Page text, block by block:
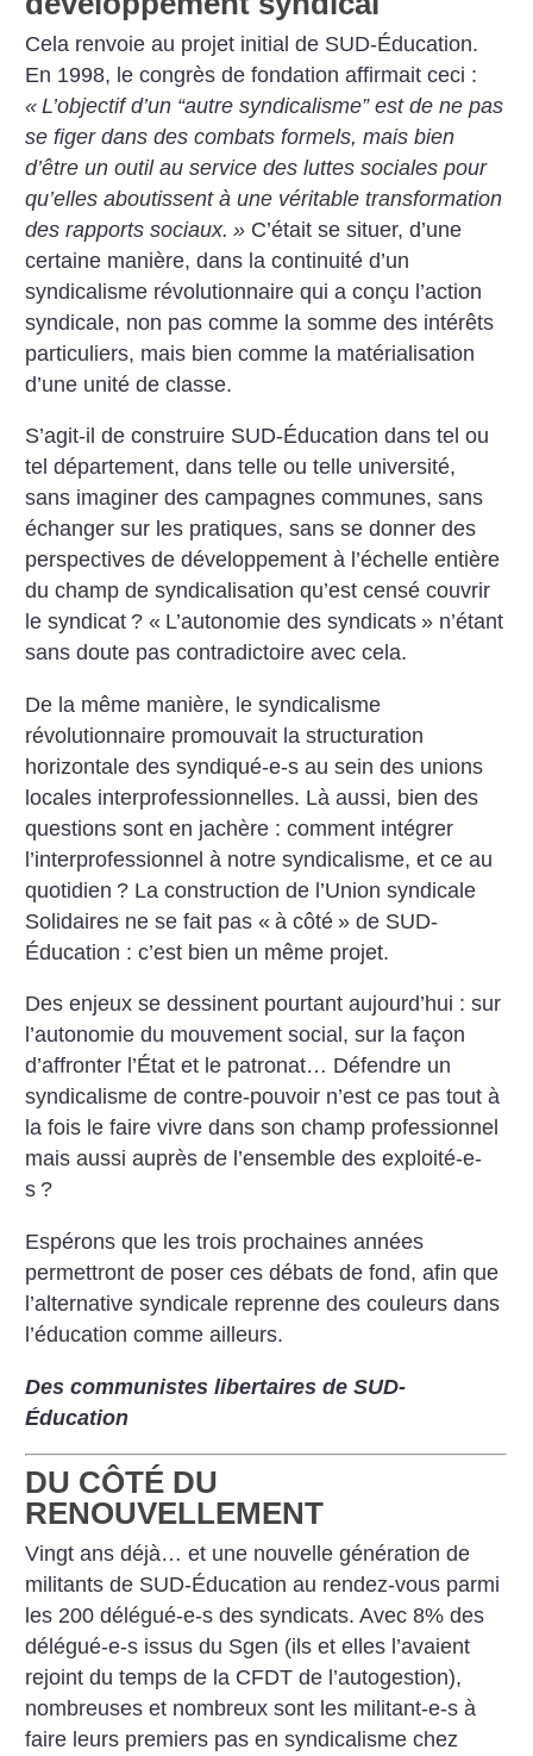
Cela renvoie au projet initial de SUD-Éducation.
En 1998, le congrès de fondation affirmait ceci :
« L’objectif d’un “autre syndicalisme” est de ne pas
se figer dans des combats formels, mais bien
d’être un outil au service des luttes sociales pour
qu’elles aboutissent à une véritable transformation
des rapports sociaux. » C’était se situer, d’une
certaine manière, dans la continuité d’un
syndicalisme révolutionnaire qui a conçu l’action
syndicale, non pas comme la somme des intérêts
particuliers, mais bien comme la matérialisation
d’une unité de classe.
S’agit-il de construire SUD-Éducation dans tel ou
tel département, dans telle ou telle université,
sans imaginer des campagnes communes, sans
échanger sur les pratiques, sans se donner des
perspectives de développement à l’échelle entière
du champ de syndicalisation qu’est censé couvrir
le syndicat ? « L’autonomie des syndicats » n’étant
sans doute pas contradictoire avec cela.
De la même manière, le syndicalisme
révolutionnaire promouvait la structuration
horizontale des syndiqué-e-s au sein des unions
locales interprofessionnelles. Là aussi, bien des
questions sont en jachère : comment intégrer
l’interprofessionnel à notre syndicalisme, et ce au
quotidien ? La construction de l’Union syndicale
Solidaires ne se fait pas « à côté » de SUD-
Éducation : c’est bien un même projet.
Des enjeux se dessinent pourtant aujourd’hui : sur
l’autonomie du mouvement social, sur la façon
d’affronter l’État et le patronat… Défendre un
syndicalisme de contre-pouvoir n’est ce pas tout à
la fois le faire vivre dans son champ professionnel
mais aussi auprès de l’ensemble des exploité-e-
s ?
Espérons que les trois prochaines années
permettront de poser ces débats de fond, afin que
l’alternative syndicale reprenne des couleurs dans
l’éducation comme ailleurs.
Des communistes libertairesde SUD-
Éducation
DU CÔTÉ DU
RENOUVELLEMENT
Vingt ans déjà… et une nouvelle générationde
militants de SUD-Éducation au rendez-vous parmi
les 200 délégué-e-s des syndicats. Avec 8%des
délégué-e-s issus du Sgen (ils et elles l’avaient
rejoint du temps de la CFDT de l’autogestion),
nombreuses et nombreux sont les militant-e-s à
faire leurs premiers pasen syndicalisme chez